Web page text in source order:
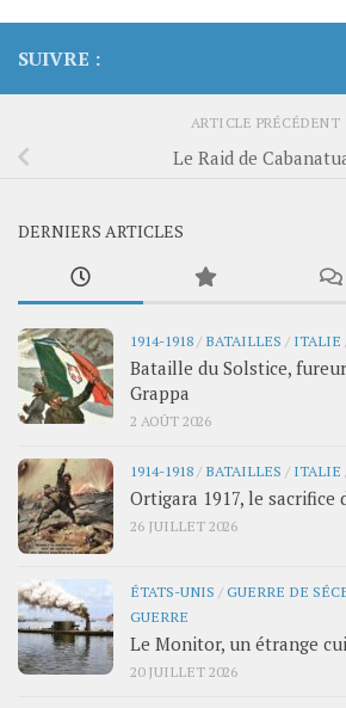
SUIVRE :
ARTICLE PRÉCÉDENT
Le Raid de
DERNIERS ARTICLES
1914-1918 / BATAILLES / ITALIE
Bataille du Solstice,
Grappa
2 AOÛT 2026
1914-1918 / BATAILLES / ITALIE
Ortigara 1917, le sacrifice
26 JUILLET 2026
ÉTATS-UNIS /GUERRE DE
GUERRE
Le Monitor, un étrange
20 JUILLET 2026